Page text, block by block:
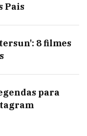
Pais
8 filmes
para